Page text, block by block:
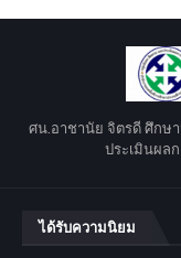
ศน.อาชานัย จิตรดี ศึกษ
ประเมินผล
ได้รับความนิยม